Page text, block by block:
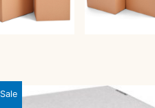
Sale!